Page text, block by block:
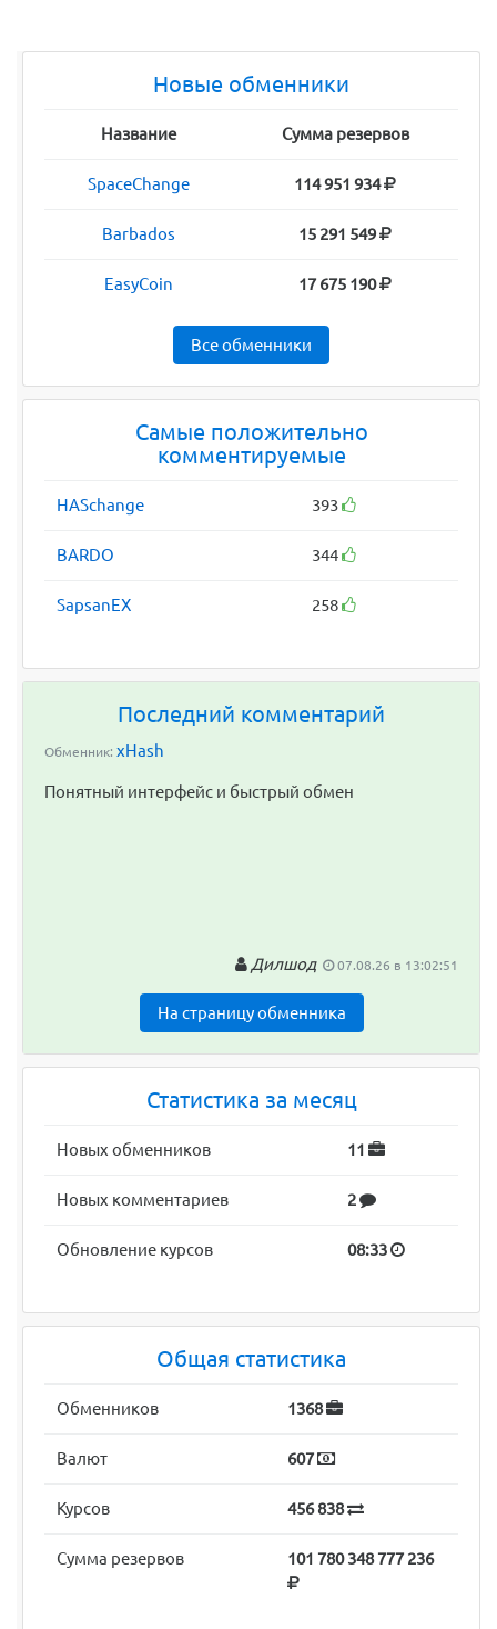
Новые обменники
Название Сумма резервов
SpaceChange 114 951 934
Barbados 15 291 549
EasyCoin 17 675 190
Все обменники
Самые положительно
комментируемые
HASchange 393
BARDO 344
SapsanEX 258
Последний комментарий
Обменник: xHash
Понятный интерфейс и быстрый обмен
Дилшод 07.08.26 в 13:02:51
На страницу обменника
Статистика за месяц
Новых обменников 11
Новых комментариев 2
Обновление курсов 08:33
Общая статистика
Обменников 1368
Валют 607
Курсов 456 838
Сумма резервов 101 780 348 777 236